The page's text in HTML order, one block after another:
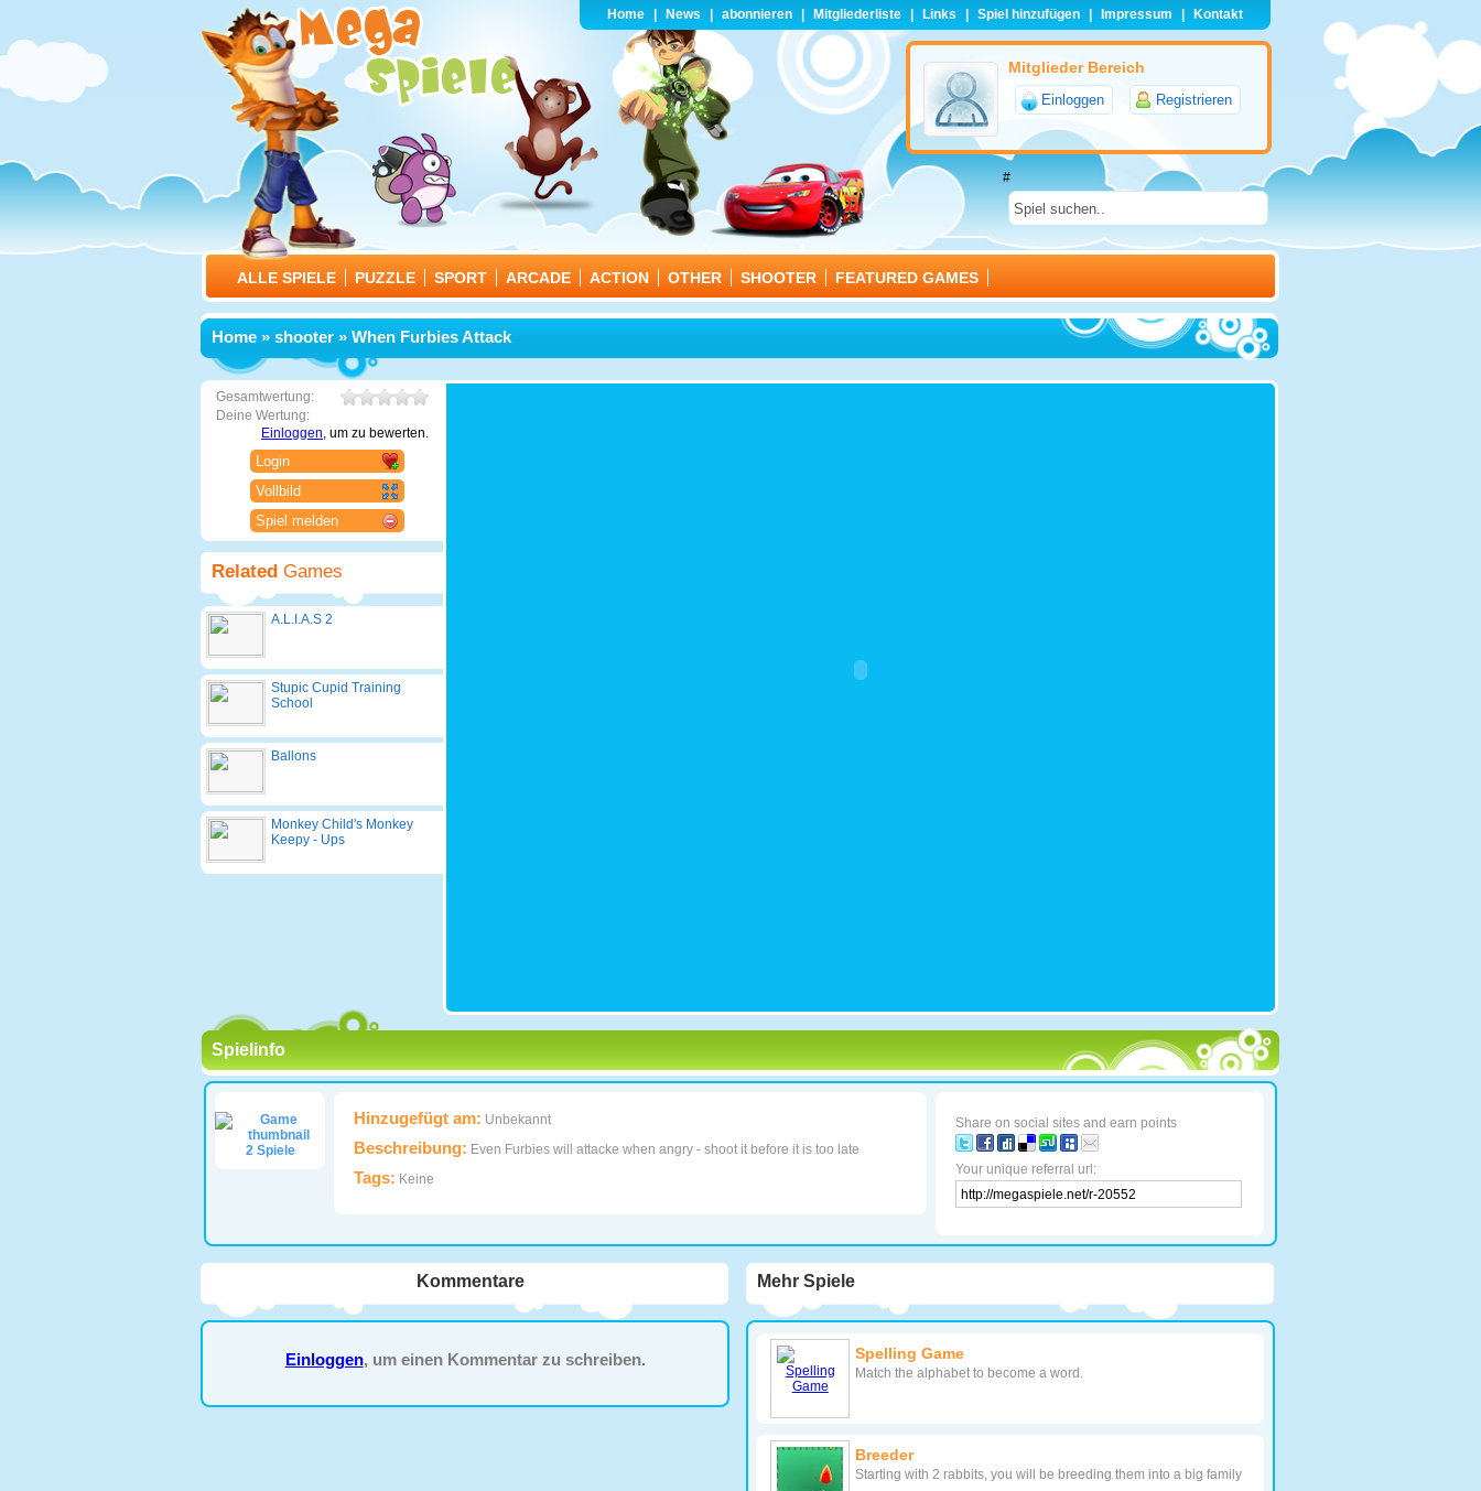
Home News abonnieren Mitgliederliste Links Spiel hinzufügen Impressum Kontakt
Mitglieder Bereich
Einloggen Registrieren
#
ALLE SPIELE PUZZLE SPORT ARCADE ACTION OTHER SHOOTER FEATURED GAMES
Home » shooter » When Furbies Attack
Gesamtwertung:
Deine Wertung:
Einloggen, um zu bewerten.
Login
Vollbild
Spiel melden
Related Games
A.L.I.A.S 2
Stupic Cupid Training
School
Ballons
Monkey Child's Monkey
Keepy - Ups
Spielinfo
2 Spiele
Hinzugefügt am: Unbekannt
Beschreibung: Even Furbies will attacke when angry - shoot it before it is too late
Tags: Keine
Share on social sites and earn points
Your unique referral url:
Kommentare
Einloggen, um einen Kommentar zu schreiben.
Mehr Spiele
Spelling Game
Match the alphabet to become a word.
Breeder
Starting with 2 rabbits, you will be breeding them into a big family